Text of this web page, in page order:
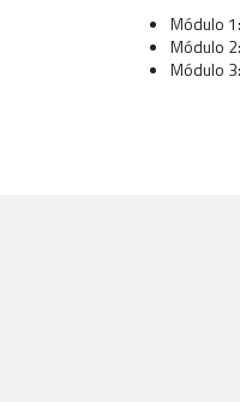
Módulo
Módulo
Módulo